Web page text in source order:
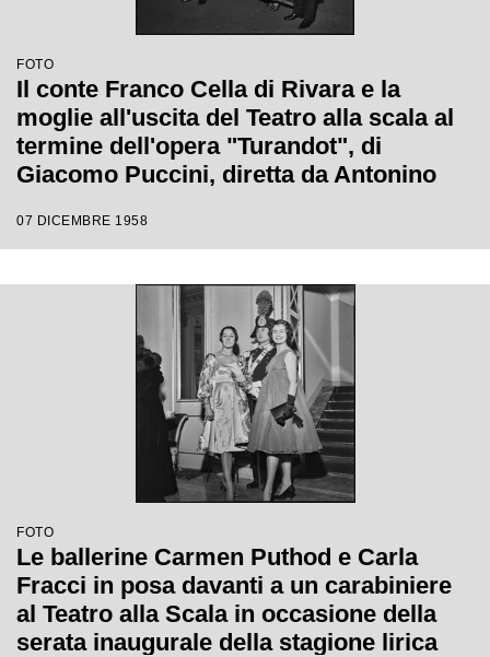
FOTO
Il conte Franco Cella di Rivara e la
moglie all'uscita del Teatro alla scala al
termine dell'opera "Turandot", di
Giacomo Puccini, diretta da Antonino
Wallmann, che inaugura la stagione
07 DICEMBRE 1958
FOTO
Le ballerine Carmen Puthod e Carla
Fracci in posa davanti a un carabiniere
al Teatro alla Scala in occasione della
serata inaugurale della stagione lirica